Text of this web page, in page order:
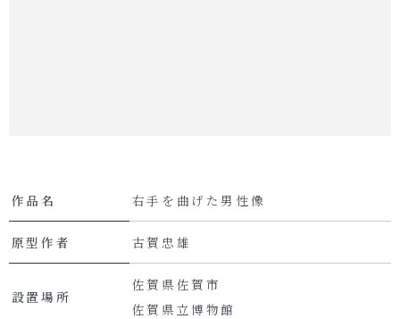
作品名 右手を曲げた男性像
原型作者 古賀忠雄
設置場所
佐賀県佐賀市
佐賀県立博物館